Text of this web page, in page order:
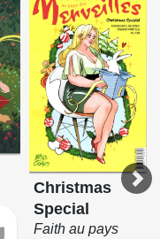
Christmas
Special
Faith au pays